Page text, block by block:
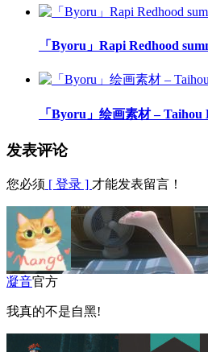
「Byoru」Rapi Redhood
「Byoru」绘画素材 –
发表评论
您必须 [ 登录 ] 才能发表留言！
凝音官方
我真的不是自黑!